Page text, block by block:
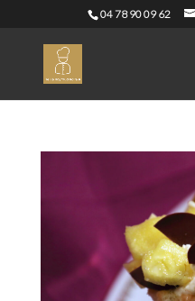
04 78 90 09 62